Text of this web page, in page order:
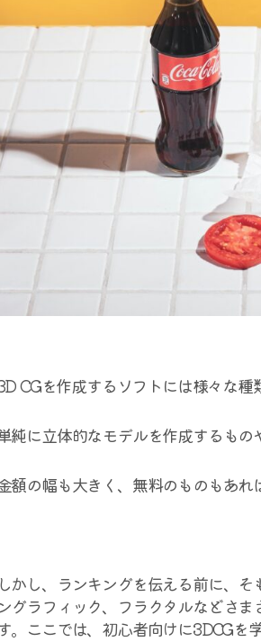
CGを作成するソフトには様々な種
純に立体的なモデルを作成するもの
額の幅も大きく、無料のものもあれ
しかし、ランキングを伝える前に、
ングラフィック、フラクタルなどさ
。ここでは、初心者向けに3DCGを